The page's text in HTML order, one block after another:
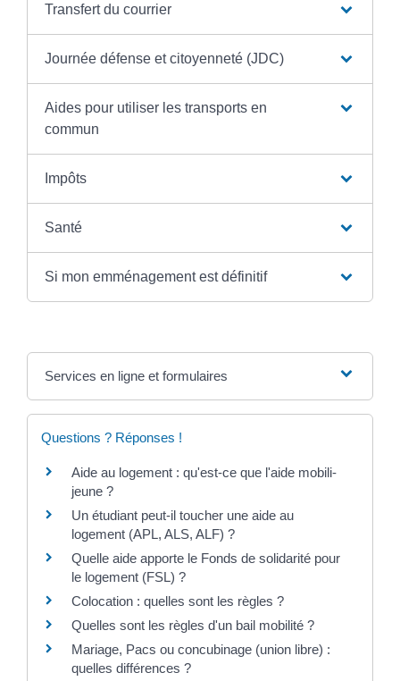
Transfert du courrier
Journée défense et citoyenneté (JDC)
Aides pour utiliser les transports en
commun
Impôts
Santé
Si mon emménagement est définitif
Services en ligne et formulaires
Questions ? Réponses !
Aide au logement : qu'est-ce que l'aide mobili-
jeune ?
Un étudiant peut-il toucher une aide au
logement (APL, ALS, ALF) ?
Quelle aide apporte le Fonds de solidarité pour
le logement (FSL) ?
Colocation : quelles sont les règles ?
Quelles sont les règles d'un bail mobilité ?
Mariage, Pacs ou concubinage (union libre) :
quelles différences ?